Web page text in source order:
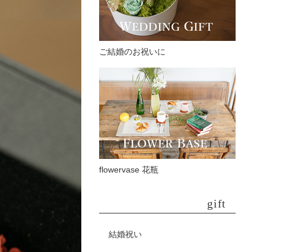
ご結婚のお祝いに
flowervase 花瓶
gift
結婚祝い